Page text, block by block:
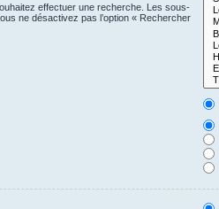
effectuer une recherche. Les sous-
ne désactivez pas l’option « Rechercher